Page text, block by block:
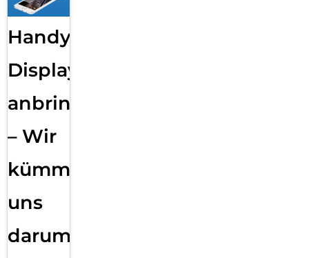
Handy
Displayfolie
anbringen
– Wir
kümmern
uns
darum!